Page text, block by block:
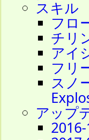
スキル
フロ
チリ
アイ
フリ
スノ
アップ